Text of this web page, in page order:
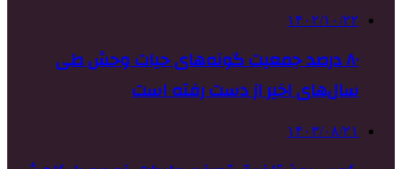
۱۴۰۲/۱۰/۲۲
۸۰ درصد جمعیت گونه‌های حیات وحش طی
سال‌های اخیر از دست رفته است
۱۴۰۳/۰۸/۲۱